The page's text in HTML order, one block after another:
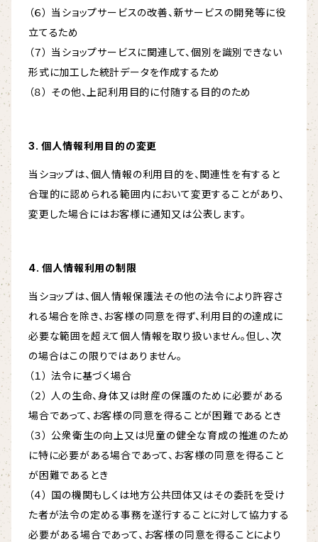
（６） 当ショップサービスの改善、新サービスの開発等に役
立てるため
（７） 当ショップサービスに関連して、個別を識別できない
形式に加工した統計データを作成するため
（８） その他、上記利用目的に付随する目的のため
3. 個人情報利用目的の変更
当ショップは、個人情報の利用目的を、関連性を有すると
合理的に認められる範囲内において変更することがあり、
変更した場合にはお客様に通知又は公表します。
4. 個人情報利用の制限
当ショップは、個人情報保護法その他の法令により許容さ
れる場合を除き、お客様の同意を得ず、利用目的の達成に
必要な範囲を超えて個人情報を取り扱いません。但し、次
の場合はこの限りではありません。
（１） 法令に基づく場合
（２） 人の生命、身体又は財産の保護のために必要がある
場合であって、お客様の同意を得ることが困難であるとき
（３） 公衆衛生の向上又は児童の健全な育成の推進のため
に特に必要がある場合であって、お客様の同意を得ること
が困難であるとき
（４） 国の機関もしくは地方公共団体又はその委託を受け
た者が法令の定める事務を遂行することに対して協力する
必要がある場合であって、お客様の同意を得ることにより